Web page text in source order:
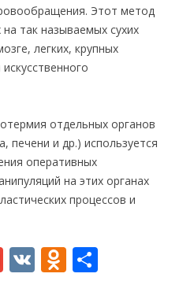
Этот метод
так называемых сухих
легких, крупных
отдельных органов
печени и др.) используется
оперативных
на этих органах
процессов и
G V O